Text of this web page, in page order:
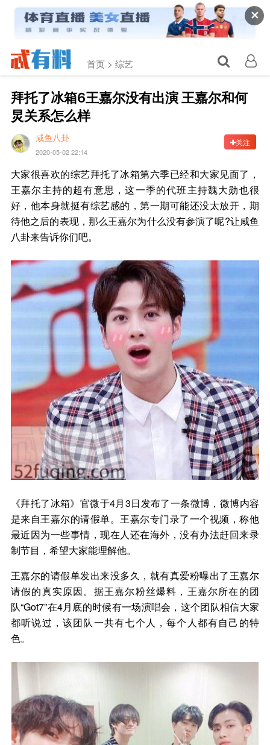
✕
首页 > 综艺
拜托了冰箱6王嘉尔没有出演 王嘉尔和何
炅关系怎么样
咸鱼八卦
2020-05-02 22:14
关注
大家很喜欢的综艺拜托了冰箱第六季已经和大家见面了，
王嘉尔主持的超有意思，这一季的代班主持魏大勋也很
好，他本身就挺有综艺感的，第一期可能还没太放开，期
待他之后的表现，那么王嘉尔为什么没有参演了呢?让咸鱼
八卦来告诉你们吧。
《拜托了冰箱》官微于4月3日发布了一条微博，微博内容
是来自王嘉尔的请假单。王嘉尔专门录了一个视频，称他
最近因为一些事情，现在人还在海外，没有办法赶回来录
制节目，希望大家能理解他。
王嘉尔的请假单发出来没多久，就有真爱粉曝出了王嘉尔
请假的真实原因。据王嘉尔粉丝爆料，王嘉尔所在的团
队“Got7”在4月底的时候有一场演唱会，这个团队相信大家
都听说过，该团队一共有七个人，每个人都有自己的特
色。